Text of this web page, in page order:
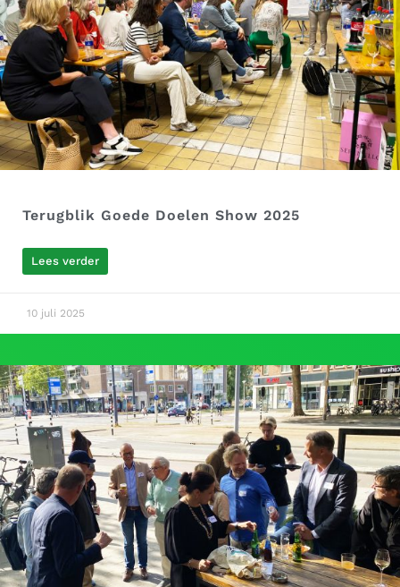
Terugblik Goede Doelen Show 2025
Lees verder
10 juli 2025